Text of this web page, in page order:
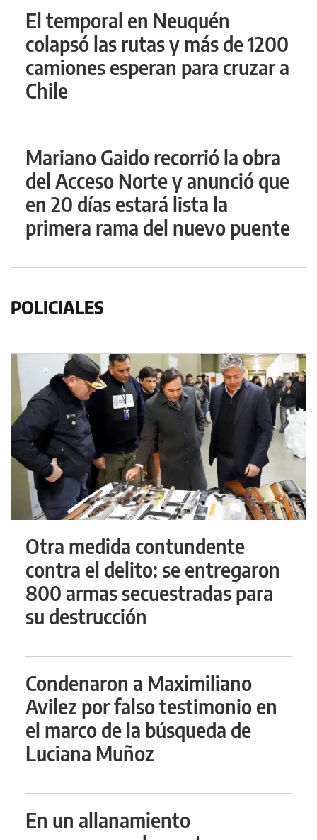
El temporal en Neuquén
colapsó las rutas y más de 1200
camiones esperan para cruzar a
Chile
Mariano Gaido recorrió la obra
del Acceso Norte y anunció que
en 20 días estará lista la
primera rama del nuevo puente
POLICIALES
Otra medida contundente
contra el delito: se entregaron
800 armas secuestradas para
su destrucción
Condenaron a Maximiliano
Avilez por falso testimonio en
el marco de la búsqueda de
Luciana Muñoz
En un allanamiento